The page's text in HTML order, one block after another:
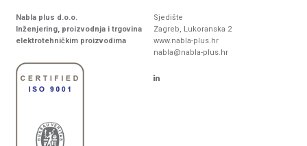
Nabla plus d.o.o.
Inženjering, proizvodnja i trgovina
elektrotehničkim proizvodima
Sjedište
Zagreb, Lukoranska 2
www.nabla-plus.hr
nabla@nabla-plus.hr